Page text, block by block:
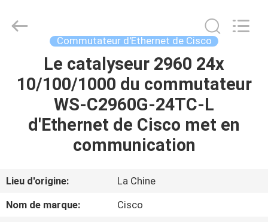
LA
MAISON
PRODUITS
VIDÉOS
Equipment
Commutateur d'Ethernet de Cisco
Le catalyseur 2960 24x
10/100/1000 du commutateur
WS-C2960G-24TC-L
d'Ethernet de Cisco met en
communication
Lieu d'origine:
La Chine
Nom de marque:
Cisco